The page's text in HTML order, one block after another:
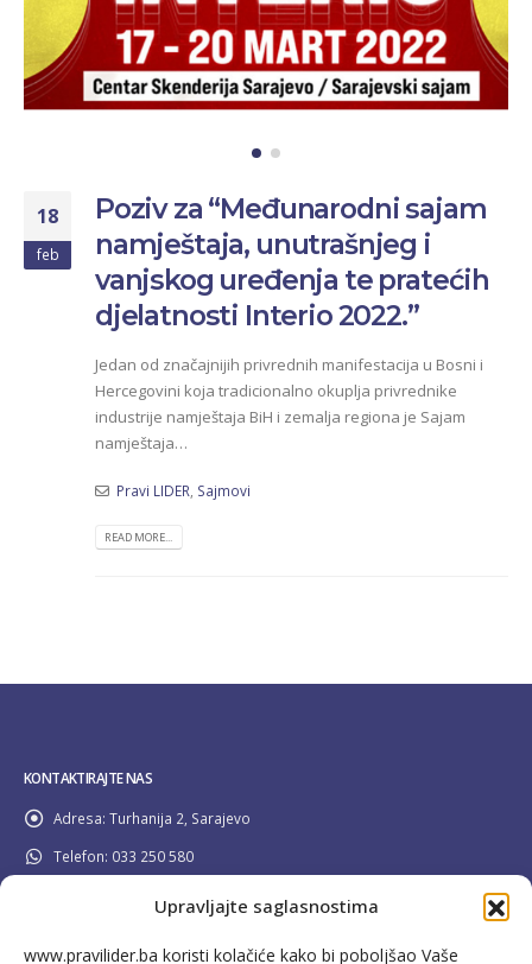
Upravljajte saglasnostima
www.pravilider.ba koristi kolačiće kako bi poboljšao Vaše
18
feb
Poziv za “Međunarodni sajam
namještaja, unutrašnjeg i
vanjskog uređenja te pratećih
djelatnosti Interio 2022.”
Jedan od značajnijih privrednih manifestacija u Bosni i
Hercegovini koja tradicionalno okuplja privrednike
industrije namještaja BiH i zemalja regiona je Sajam
namještaja…
Pravi LIDER, Sajmovi
READ MORE...
KONTAKTIRAJTE NAS
Adresa: Turhanija 2, Sarajevo
Telefon: 033 250 580